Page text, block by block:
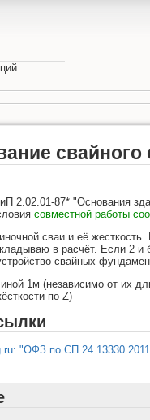
свайного
2.02.01-87* "Основания
совместной работы
сваи и её
в расчёт. Если 2 и
свайных
1м (независимо от их
по Z)
"ОФЗ по СП